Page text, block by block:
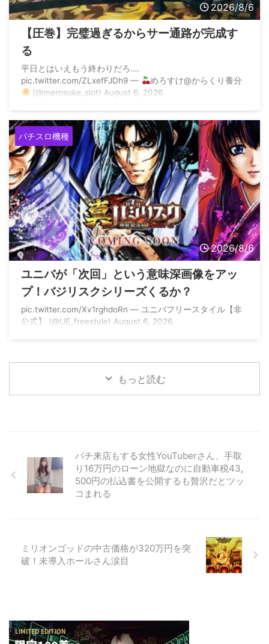
2026/8/6
【圧巻】完璧過ぎるからサー通路が完成す
る
平日とはいえもう終わりだろ….
pic.twitter.com/ZLxefFJDh9 —
めろすけ@からくり養分
(@merosuke_slot) August 6, 2026
パチスロ機種
2026/8/6
ユニバが「次回」という意味深画像をアッ
プ！バジリスクシリーズくるか？
pic.twitter.com/Xv1rghdoRn — ユニバフリースタイル【非
公式】 (@UE_freestyle) August 6, 2026
もっと読む
パチ来店もする女性YouTuberさん、手取
り16万円のローン地獄なのに自動車税43,
500円の払込書を公開するも贅沢だとツッ
コまれる
ミリオンゴッドの中古価格が320万円を突
破！未導入ホールさん涙目